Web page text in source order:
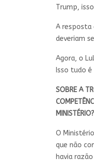
Trump,
A resposta
deveriam
Agora, o
Isso tudo
SOBRE A
O
que não
havia